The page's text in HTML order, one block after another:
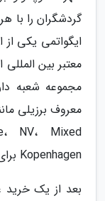
گردشگران را با
ایگواتمی یکی
معتبر بین
مجموعه شعبه
Kopenhagen برای شکلات خرید کنید.
بعد از یک